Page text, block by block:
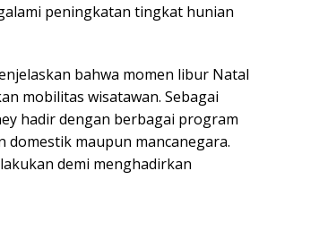
peningkatan tingkat hunian
bahwa momen libur Natal
mobilitas wisatawan. Sebagai
hadir dengan berbagai program
maupun mancanegara.
demi menghadirkan